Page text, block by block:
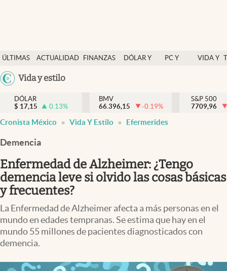
ÚLTIMAS
NOTICIAS
ACTUALIDAD
FINANZAS
DÓLAR Y
PC Y
VIDA Y
México
Vida y estilo
Actualidad
Finanzas y economía
Dólar y mercados
Pc y celular
Vida y estilo
Tv
Clima
DÓLAR
$ 17,15 0.13%
BMV
66.396,15
-0.19%
S&P 500
7709,96
Cronista México Vida Y Estilo Efermerides
Demencia
Enfermedad de Alzheimer: ¿Tengo
demencia leve si olvido las cosas básicas
y frecuentes?
La Enfermedad de Alzheimer afecta a más personas en el
mundo en edades tempranas. Se estima que hay en el
mundo 55 millones de pacientes diagnosticados con
demencia.